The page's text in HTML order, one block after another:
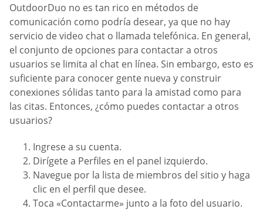
OutdoorDuo no es tan rico en métodos de
comunicación como podría desear, ya que no hay
servicio de video chat o llamada telefónica. En general,
el conjunto de opciones para contactar a otros
usuarios se limita al chat en línea. Sin embargo, esto es
suficiente para conocer gente nueva y construir
conexiones sólidas tanto para la amistad como para
las citas. Entonces, ¿cómo puedes contactar a otros
usuarios?
Ingrese a su cuenta.
Dirígete a Perfiles en el panel izquierdo.
Navegue por la lista de miembros del sitio y haga
clic en el perfil que desee.
Toca «Contactarme» junto a la foto del usuario.